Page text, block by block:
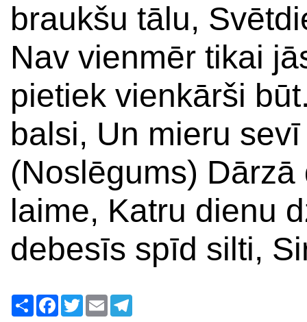
braukšu tālu,
Nav vienmēr tikai
pietiek vienkārši
balsi, Un mieru
(Noslēgums)
laime, Katru dienu
debesīs spīd silti,
Ресурс
Facebook
Twitter
Email